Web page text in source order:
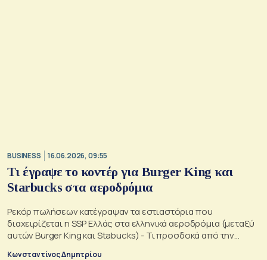
BUSINESS 16.06.2026, 09:55
Τι έγραψε το κοντέρ για Burger King και
Starbucks στα αεροδρόμια
Ρεκόρ πωλήσεων κατέγραψαν τα εστιαστόρια που
διαχειρίζεται η SSP Ελλάς στα ελληνικά αεροδρόμια (μεταξύ
αυτών Burger King και Stabucks) - Τι προσδοκά από την
Κωνσταντίνος Δημητρίου